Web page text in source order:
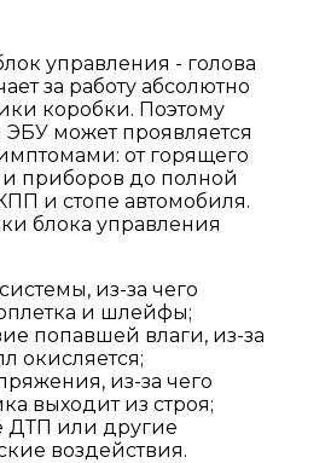
управления - голова
за работу абсолютно
коробки. Поэтому
ЭБУ может проявляется
от горящего
приборов до полной
и стопе автомобиля.
блока управления
из-за чего
и шлейфы;
попавшей влаги, из-за
окисляется;
из-за чего
выходит из строя;
ДТП или другие
воздействия.